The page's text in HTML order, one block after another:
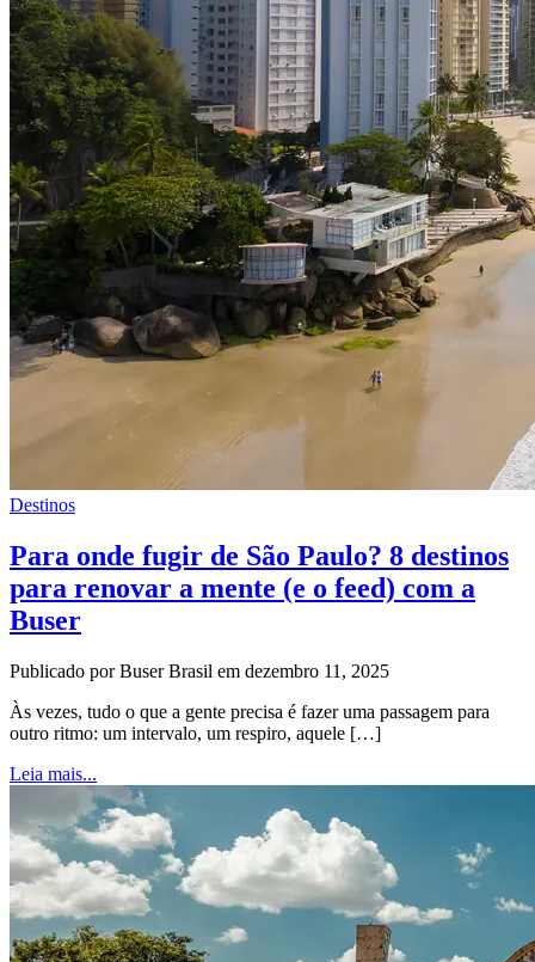
Destinos
Para onde fugir de São Paulo? 8 destinos
para renovar a mente (e o feed) com a
Buser
Publicado por Buser Brasil em dezembro 11, 2025
Às vezes, tudo o que a gente precisa é fazer uma passagem para
outro ritmo: um intervalo, um respiro, aquele […]
Leia mais...